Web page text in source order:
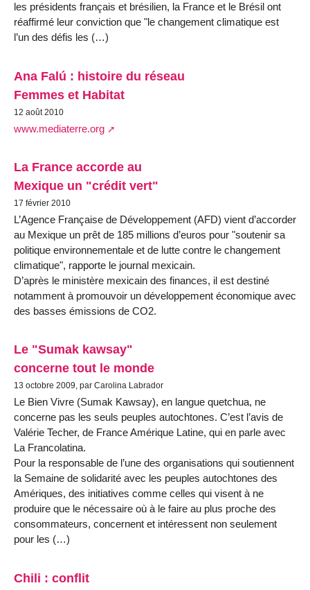
les présidents français et brésilien, la France et le Brésil ont
réaffirmé leur conviction que "le changement climatique est
l’un des défis les (…)
Ana Falú : histoire du réseau
Femmes et Habitat
12 août 2010
www.mediaterre.org
La France accorde au
Mexique un "crédit vert"
17 février 2010
L’Agence Française de Développement (AFD) vient d’accorder
au Mexique un prêt de 185 millions d’euros pour "soutenir sa
politique environnementale et de lutte contre le changement
climatique", rapporte le journal mexicain.
D’après le ministère mexicain des finances, il est destiné
notamment à promouvoir un développement économique avec
des basses émissions de CO2.
Le "Sumak kawsay"
concerne tout le monde
13 octobre 2009, par Carolina Labrador
Le Bien Vivre (Sumak Kawsay), en langue quetchua, ne
concerne pas les seuls peuples autochtones. C’est l’avis de
Valérie Techer, de France Amérique Latine, qui en parle avec
La Francolatina.
Pour la responsable de l’une des organisations qui soutiennent
la Semaine de solidarité avec les peuples autochtones des
Amériques, des initiatives comme celles qui visent à ne
produire que le nécessaire où à le faire au plus proche des
consommateurs, concernent et intéressent non seulement
pour les (…)
Chili : conflit